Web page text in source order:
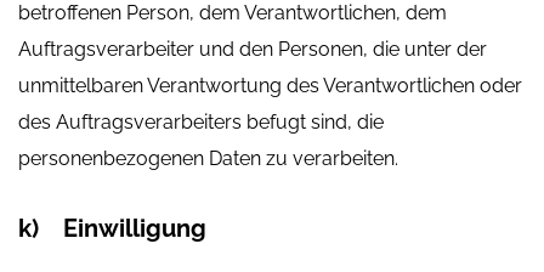
betroffenen Person, dem Verantwortlichen, dem
Auftragsverarbeiter und den Personen, die unter der
unmittelbaren Verantwortung des Verantwortlichen oder
des Auftragsverarbeiters befugt sind, die
personenbezogenen Daten zu verarbeiten.
k) Einwilligung